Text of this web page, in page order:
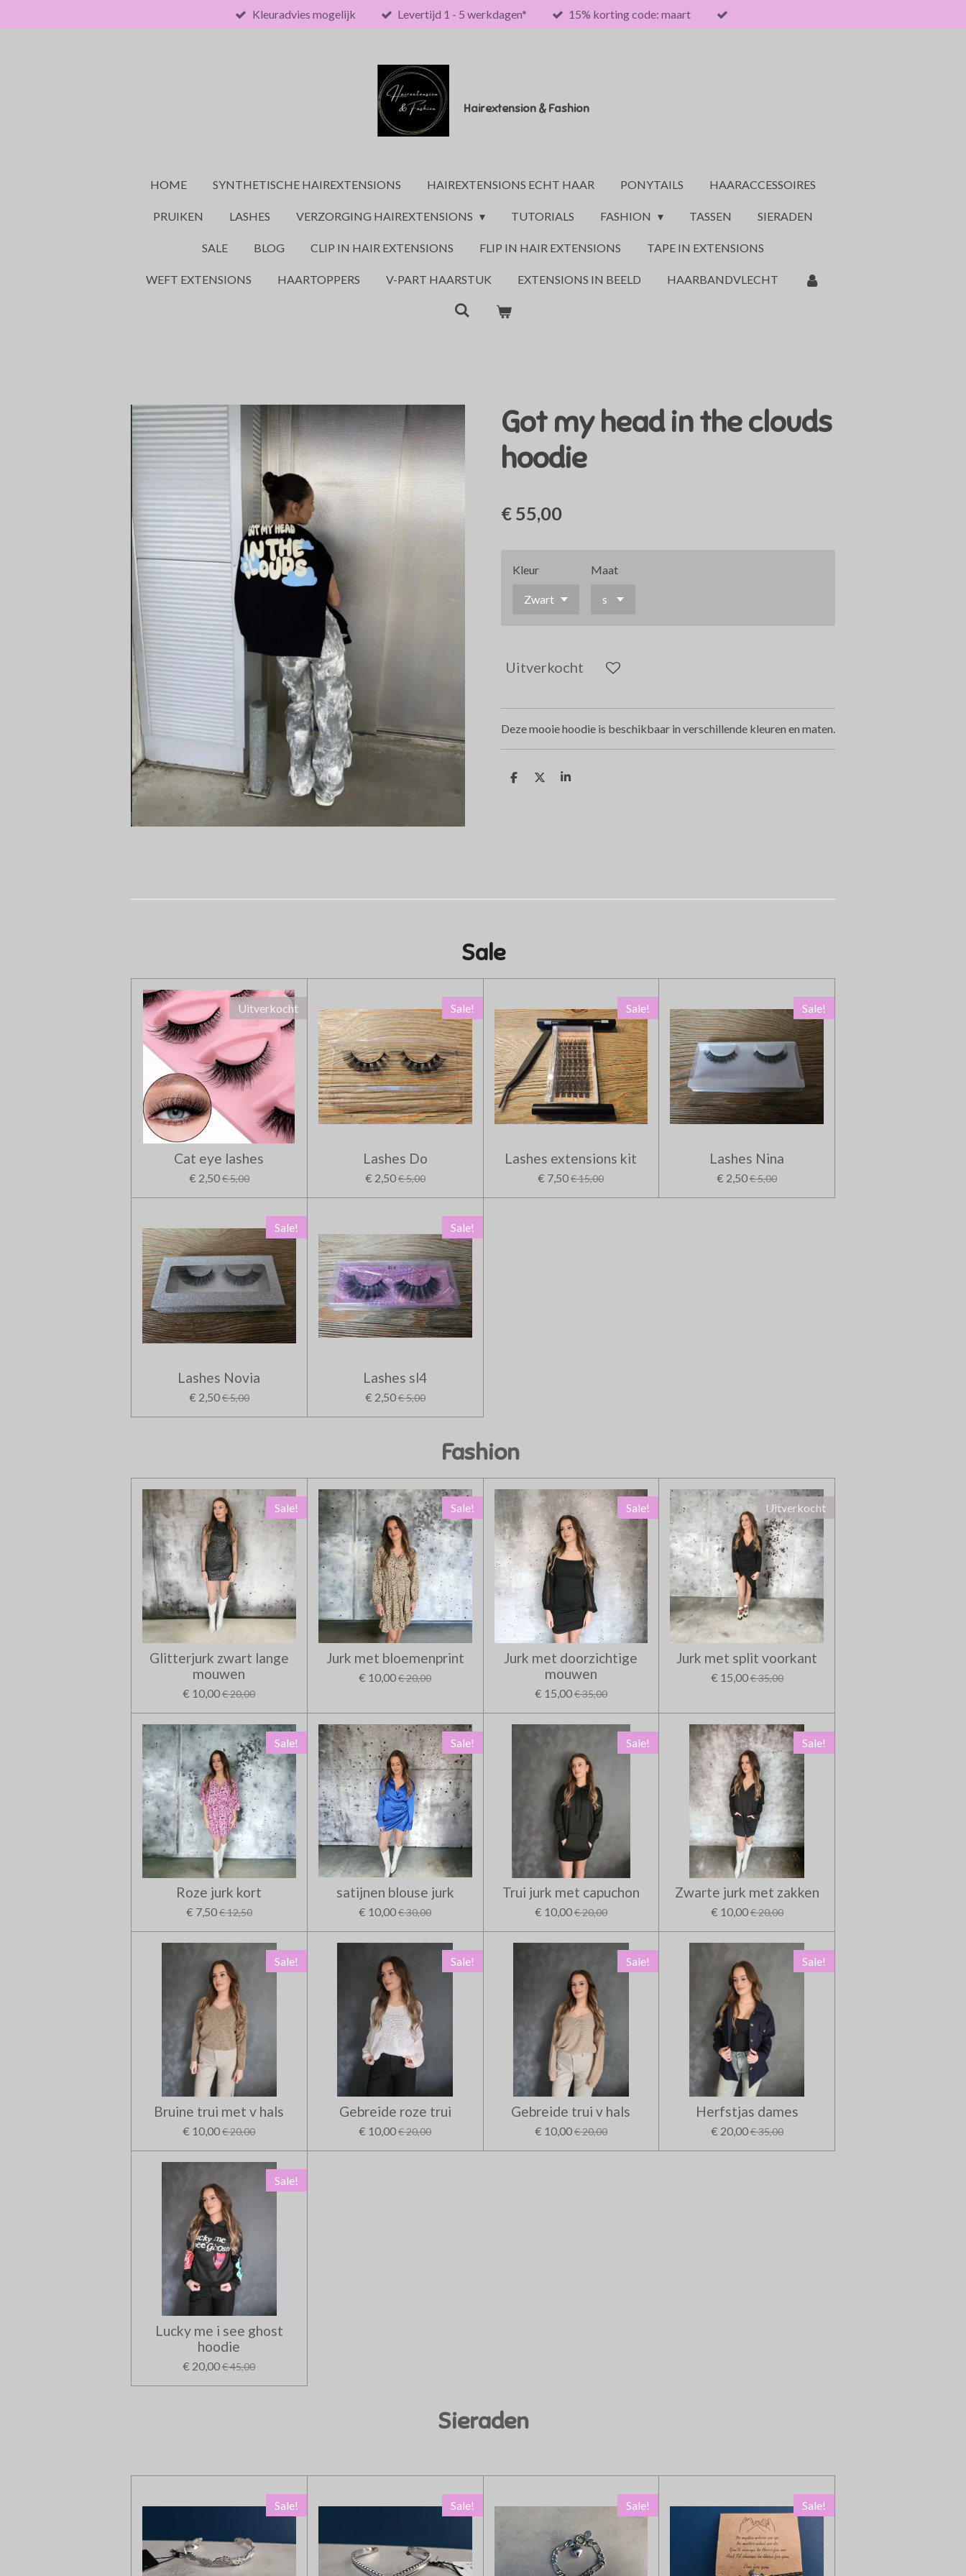
direct
Kleuradvies mogelijk Levertijd 1 - 5 werkdagen* 15% korting code: maart
Hairextension & Fashion
HOME SYNTHETISCHE HAIREXTENSIONS HAIREXTENSIONS ECHT HAAR PONYTAILS HAARACCESSOIRES
PRUIKEN LASHES VERZORGING HAIREXTENSIONS TUTORIALS FASHION TASSEN SIERADEN
SALE BLOG CLIP IN HAIR EXTENSIONS FLIP IN HAIR EXTENSIONS TAPE IN EXTENSIONS
WEFT EXTENSIONS HAARTOPPERS V-PART HAARSTUK EXTENSIONS IN BEELD HAARBANDVLECHT
Got my head in the clouds
hoodie
€ 55,00
Kleur Maat
Uitverkocht
Deze mooie hoodie is beschikbaar in verschillende kleuren en maten.
D
D
S
Sale
Uitverkocht
Cat eye lashes
€ 2,50€ 5,00
Sale!
Lashes Do
€ 2,50€ 5,00
Sale!
Lashes extensions kit
€ 7,50€ 15,00
Sale!
Lashes Nina
€ 2,50€ 5,00
Sale!
Lashes Novia
€ 2,50€ 5,00
Sale!
Lashes sl4
€ 2,50€ 5,00
Fashion
Sale!
Glitterjurk zwart lange
mouwen
€ 10,00€ 20,00
Sale!
Jurk met bloemenprint
€ 10,00€ 20,00
Sale!
Jurk met doorzichtige
mouwen
€ 15,00€ 35,00
Uitverkocht
Jurk met split voorkant
€ 15,00€ 35,00
Sale!
Roze jurk kort
€ 7,50€ 12,50
Sale!
satijnen blouse jurk
€ 10,00€ 30,00
Sale!
Trui jurk met capuchon
€ 10,00€ 20,00
Sale!
Zwarte jurk met zakken
€ 10,00€ 20,00
Sale!
Bruine trui met v hals
€ 10,00€ 20,00
Sale!
Gebreide roze trui
€ 10,00€ 20,00
Sale!
Gebreide trui v hals
€ 10,00€ 20,00
Sale!
Herfstjas dames
€ 20,00€ 35,00
Sale!
Lucky me i see ghost
hoodie
€ 20,00€ 45,00
Sieraden
Sale! Sale! Sale! Sale!